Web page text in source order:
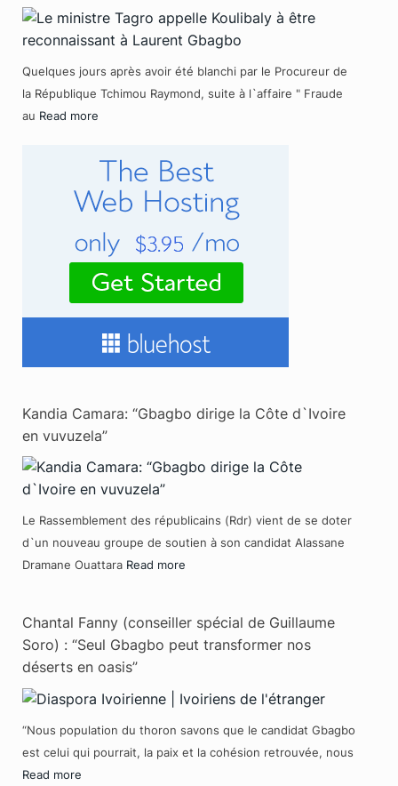
Quelques jours après avoir été blanchi par le Procureur de
la République Tchimou Raymond, suite à l`affaire " Fraude
au Read more
Kandia Camara: “Gbagbo dirige la Côte d`Ivoire
en vuvuzela”
Le Rassemblement des républicains (Rdr) vient de se doter
d`un nouveau groupe de soutien à son candidat Alassane
Dramane Ouattara Read more
Chantal Fanny (conseiller spécial de Guillaume
Soro) : “Seul Gbagbo peut transformer nos
déserts en oasis”
“Nous population du thoron savons que le candidat Gbagbo
est celui qui pourrait, la paix et la cohésion retrouvée, nous
Read more